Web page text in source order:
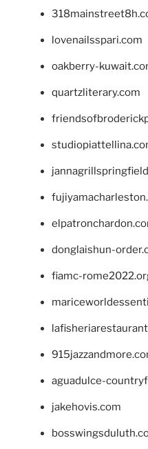
lovenailsspari.com
oakberry-
quartzliterary.com
donglaishun-
fiamc-
aguadulce-
jakehovis.com